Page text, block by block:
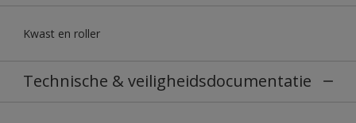
Kwast en roller
Technische & veiligheidsdocumentatie